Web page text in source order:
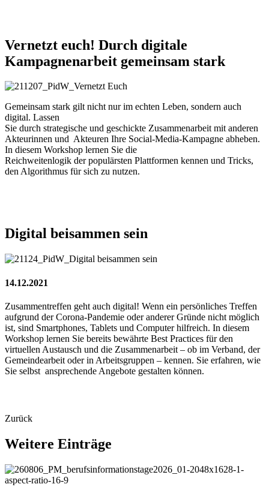
Vernetzt euch! Durch digitale
Kampagnenarbeit gemeinsam stark
Gemeinsam stark gilt nicht nur im echten Leben, sondern auch
digital. Lassen
Sie durch strategische und geschickte Zusammenarbeit mit anderen
Akteurinnen und Akteuren Ihre Social-Media-Kampagne abheben.
In diesem Workshop lernen Sie die
Reichweitenlogik der populärsten Plattformen kennen und Tricks,
den Algorithmus für sich zu nutzen.
Digital beisammen sein
14.12.2021
Zusammentreffen geht auch digital! Wenn ein persönliches Treffen
aufgrund der Corona-Pandemie oder anderer Gründe nicht möglich
ist, sind Smartphones, Tablets und Computer hilfreich. In diesem
Workshop lernen Sie bereits bewährte Best Practices für den
virtuellen Austausch und die Zusammenarbeit – ob im Verband, der
Gemeindearbeit oder in Arbeitsgruppen – kennen. Sie erfahren, wie
Sie selbst ansprechende Angebote gestalten können.
Zurück
Weitere Einträge